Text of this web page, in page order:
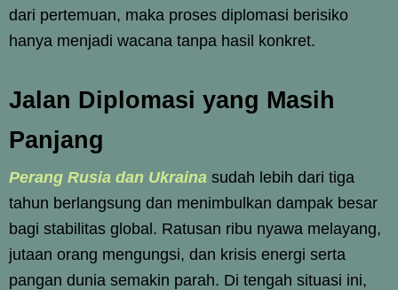
dari pertemuan, maka proses diplomasi berisiko
hanya menjadi wacana tanpa hasil konkret.
Jalan Diplomasi yang Masih
Panjang
Perang Rusia dan Ukraina sudah lebih dari tiga
tahun berlangsung dan menimbulkan dampak besar
bagi stabilitas global. Ratusan ribu nyawa melayang,
jutaan orang mengungsi, dan krisis energi serta
pangan dunia semakin parah. Di tengah situasi ini,